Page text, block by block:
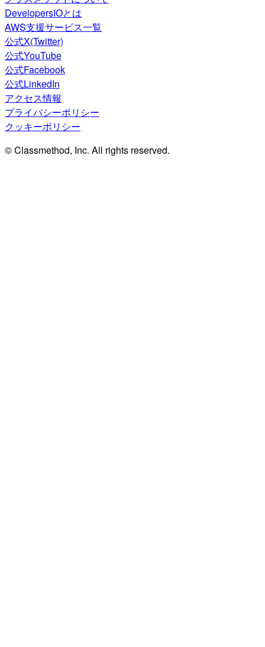
DevelopersIOとは
AWS支援サービス一覧
公式X(Twitter)
公式YouTube
公式Facebook
公式LinkedIn
アクセス情報
プライバシーポリシー
クッキーポリシー
© Classmethod, Inc. All rights reserved.